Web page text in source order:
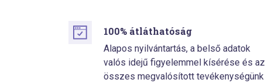
100% átláthatóság
Alapos nyilvántartás, a belső adatok
valós idejű figyelemmel kísérése és az
összes megvalósított tevékenységünk